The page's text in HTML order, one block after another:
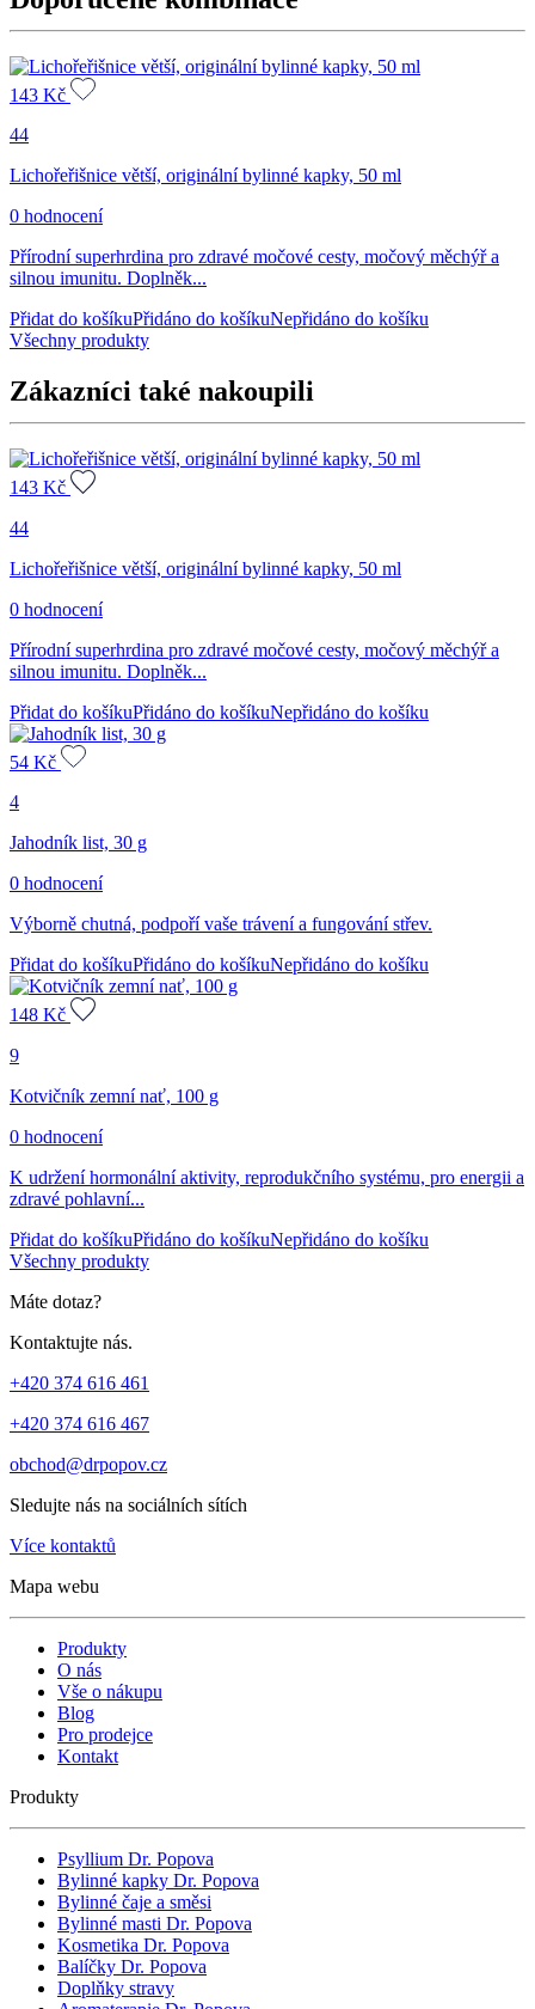
143 Kč
44
Lichořeřišnice větší, originální bylinné kapky, 50 ml
0 hodnocení
Přírodní superhrdina pro zdravé močové cesty, močový měchýř a
silnou imunitu. Doplněk...
Přidat do košíkuPřidáno do košíkuNepřidáno do košíku
Všechny produkty
Zákazníci také nakoupili
143 Kč
44
Lichořeřišnice větší, originální bylinné kapky, 50 ml
0 hodnocení
Přírodní superhrdina pro zdravé močové cesty, močový měchýř a
silnou imunitu. Doplněk...
Přidat do košíkuPřidáno do košíkuNepřidáno do košíku
54 Kč
4
Jahodník list, 30 g
0 hodnocení
Výborně chutná, podpoří vaše trávení a fungování střev.
Přidat do košíkuPřidáno do košíkuNepřidáno do košíku
148 Kč
9
Kotvičník zemní nať, 100 g
0 hodnocení
K udržení hormonální aktivity, reprodukčního systému, pro energii a
zdravé pohlavní...
Přidat do košíkuPřidáno do košíkuNepřidáno do košíku
Všechny produkty
Máte dotaz?
Kontaktujte nás.
+420 374 616 461
+420 374 616 467
obchod@drpopov.cz
Sledujte nás na sociálních sítích
Více kontaktů
Mapa webu
Produkty
O nás
Vše o nákupu
Blog
Pro prodejce
Kontakt
Produkty
Psyllium Dr. Popova
Bylinné kapky Dr. Popova
Bylinné čaje a směsi
Bylinné masti Dr. Popova
Kosmetika Dr. Popova
Balíčky Dr. Popova
Doplňky stravy